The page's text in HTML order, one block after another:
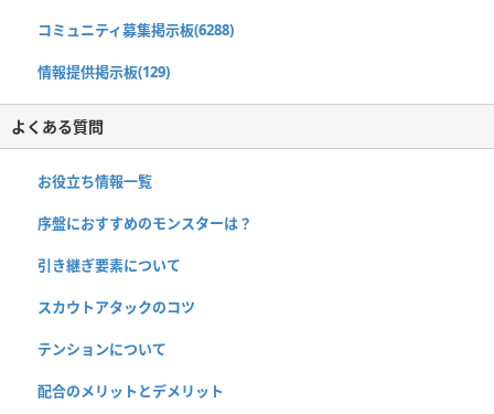
コミュニティ募集掲示板(6288)
情報提供掲示板(129)
よくある質問
お役立ち情報一覧
序盤におすすめのモンスターは？
引き継ぎ要素について
スカウトアタックのコツ
テンションについて
配合のメリットとデメリット